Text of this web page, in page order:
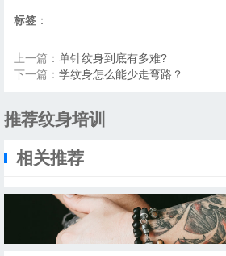
标签 ：
上一篇： 单针纹身到底有多难?
下一篇： 学纹身怎么能少走弯路？
推荐纹身培训
相关推荐